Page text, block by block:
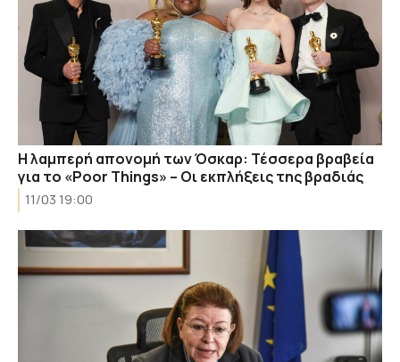
Η λαμπερή απονομή των Όσκαρ: Τέσσερα βραβεία
για το «Poor Things» – Οι εκπλήξεις της βραδιάς
11/03 19:00